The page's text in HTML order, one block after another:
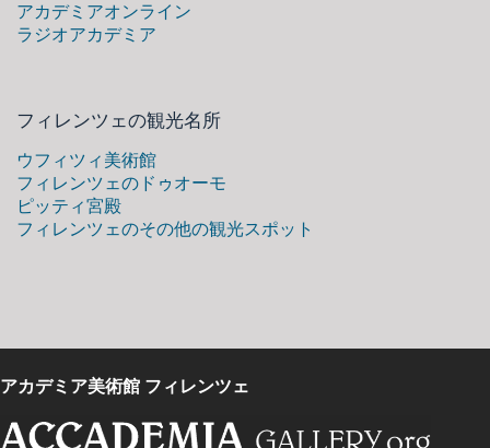
アカデミアオンライン
ラジオアカデミア
フィレンツェの観光名所
ウフィツィ美術館
フィレンツェのドゥオーモ
ピッティ宮殿
フィレンツェのその他の観光スポット
アカデミア美術館 フィレンツェ